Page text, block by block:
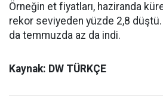
Örneğin et fiyatları, haziranda
rekor seviyeden yüzde 2,8
da temmuzda az da indi.
Kaynak: DW TÜRKÇE